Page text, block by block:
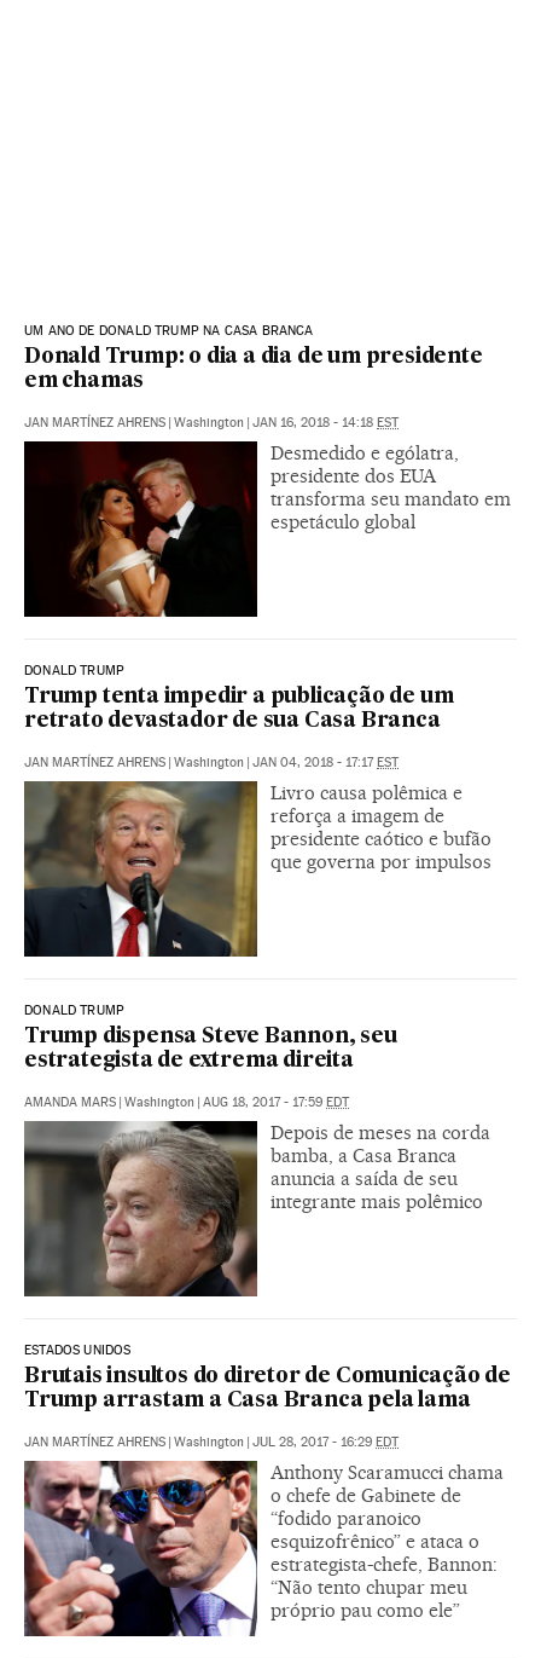
UM ANO DE DONALD TRUMP NA CASA BRANCA
Donald Trump: o dia a dia de um presidente
em chamas
JAN MARTÍNEZ AHRENS | Washington | JAN 16, 2018 - 14:18 EST
Desmedido e ególatra,
presidente dos EUA
transforma seu mandato em
espetáculo global
DONALD TRUMP
Trump tenta impedir a publicação de um
retrato devastador de sua Casa Branca
JAN MARTÍNEZ AHRENS | Washington | JAN 04, 2018 - 17:17EST
Livro causa polêmica e
reforça a imagem de
presidente caótico e bufão
que governa por impulsos
DONALD TRUMP
Trump dispensa Steve Bannon, seu
estrategista de extrema direita
AMANDA MARS | Washington | AUG 18, 2017 - 17:59 EDT
Depois de meses na corda
bamba, a Casa Branca
anuncia a saída de seu
integrante mais polêmico
ESTADOS UNIDOS
Brutais insultos do diretor de Comunicação de
Trump arrastam a Casa Branca pela lama
JAN MARTÍNEZ AHRENS | Washington | JUL 28, 2017 - 16:29 EDT
Anthony Scaramucci chama
o chefe de Gabinete de
“fodido paranoico
esquizofrênico” e ataca o
estrategista-chefe, Bannon:
“Não tento chupar meu
próprio pau como ele”